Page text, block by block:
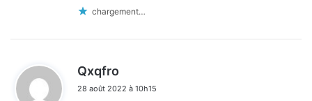
chargement…
Qxqfro
t
28 août 2022 à 10h15